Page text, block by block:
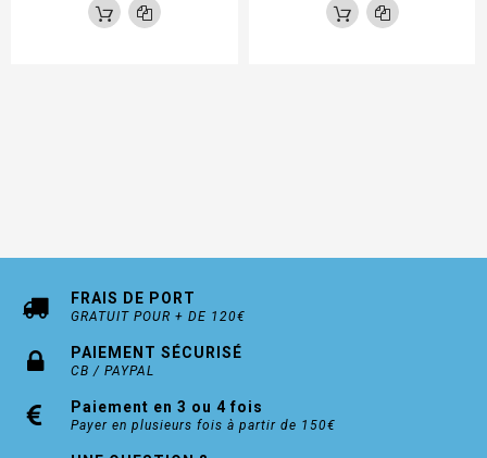
FRAIS DE PORT
GRATUIT POUR + DE 120€
PAIEMENT SÉCURISÉ
CB / PAYPAL
Paiement en 3 ou 4 fois
Payer en plusieurs fois à partir de 150€